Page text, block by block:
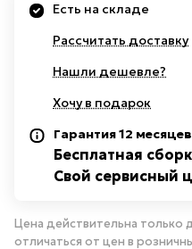
Есть на складе
Рассчитать доставку
Нашли дешевле?
Хочу в подарок
Гарантия 12 месяцев
Бесплатная
Свой сервисный
Цена действительна только
отличаться от цен в